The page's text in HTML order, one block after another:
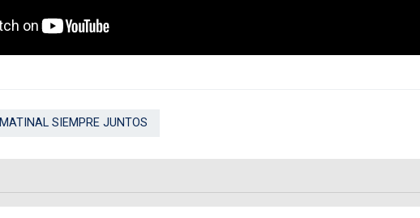
MATINAL SIEMPRE JUNTOS